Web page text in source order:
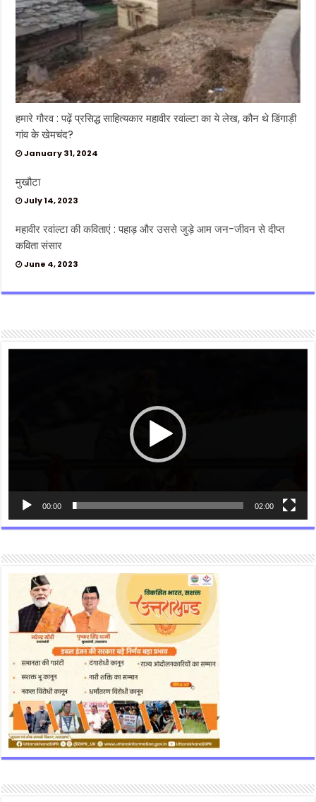
हमारे गौरव : पढ़ें प्रसिद्ध साहित्यकार महावीर रवांल्टा का ये लेख, कौन थे डिंगाड़ी
गांव के खेमचंद?
January 31, 2024
मुखौटा
July 14, 2023
महावीर रवांल्टा की कविताएं : पहाड़ और उससे जुड़े आम जन-जीवन से दीप्त
कविता संसार
June 4, 2023
00:00 02:00